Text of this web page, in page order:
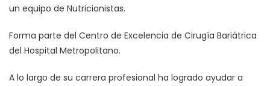
un equipo de Nutricionistas.
Forma parte del Centro de Excelencia de Cirugía Bariátrica
del Hospital Metropolitano.
A lo largo de su carrera profesional ha logrado ayudar a